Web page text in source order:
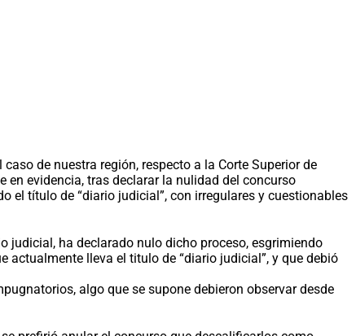
de nuestra región, respecto a la Corte Superior de
evidencia, tras declarar la nulidad del concurso
el título de “diario judicial”, con irregulares y cuestionables
judicial, ha declarado nulo dicho proceso, esgrimiendo
lleva el titulo de “diario judicial”, y que debió
algo que se supone debieron observar desde